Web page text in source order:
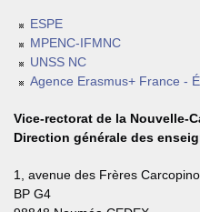
ESPE
MPENC-IFMNC
UNSS NC
Agence Erasmus+ France -
Vice-rectorat de la Nouvelle-
Direction générale des
1, avenue des Frères Carcopino
BP G4